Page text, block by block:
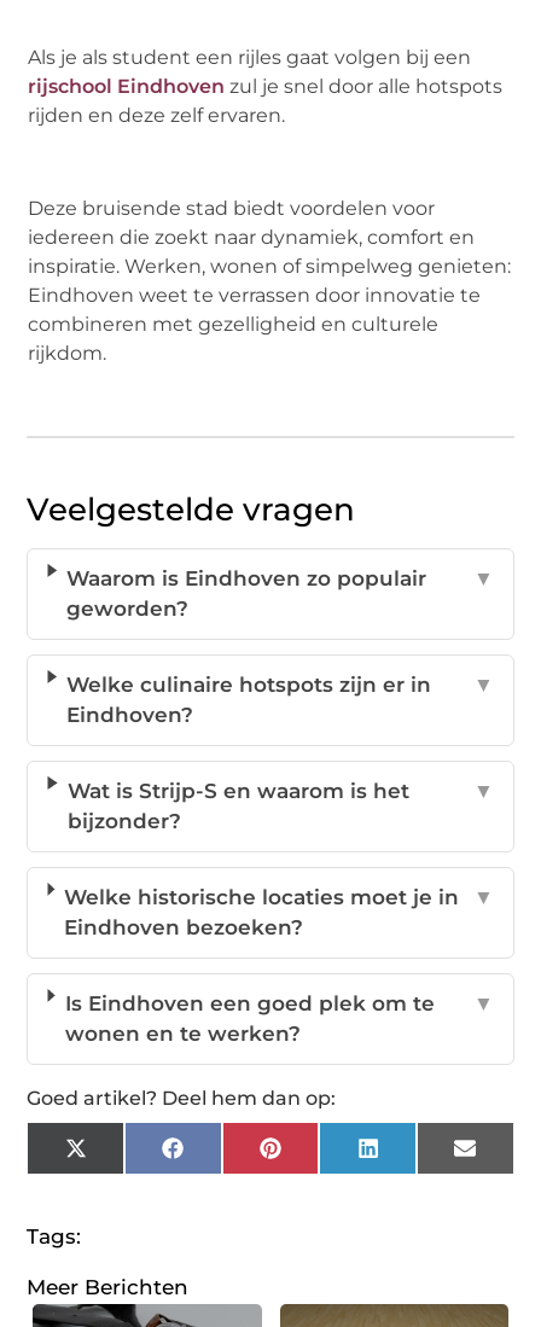
Als je als student een rijles gaat volgen bij een
rijschool Eindhoven zul je snel door alle hotspots
rijden en deze zelf ervaren.
Deze bruisende stad biedt voordelen voor
iedereen die zoekt naar dynamiek, comfort en
inspiratie. Werken, wonen of simpelweg genieten:
Eindhoven weet te verrassen door innovatie te
combineren met gezelligheid en culturele
rijkdom.
Veelgestelde vragen
Waarom is Eindhoven zo populair
geworden?
▼
Welke culinaire hotspots zijn er in
Eindhoven?
▼
Wat is Strijp-S en waarom is het
bijzonder?
▼
Welke historische locaties moet je in
Eindhoven bezoeken?
▼
Is Eindhoven een goed plek om te
wonen en te werken?
▼
Goed artikel? Deel hem dan op:
X
(Twitter)
FacebookPinterestLinkedInEmail
Tags:
Meer Berichten